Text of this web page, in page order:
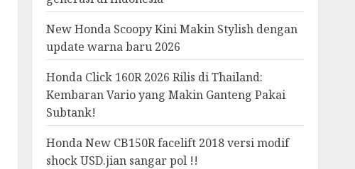
New Honda Scoopy Kini Makin Stylish dengan
update warna baru 2026
Honda Click 160R 2026 Rilis di Thailand:
Kembaran Vario yang Makin Ganteng Pakai
Subtank!
Honda New CB150R facelift 2018 versi modif
shock USD.jian sangar pol !!